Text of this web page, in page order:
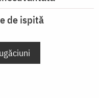
de ispită